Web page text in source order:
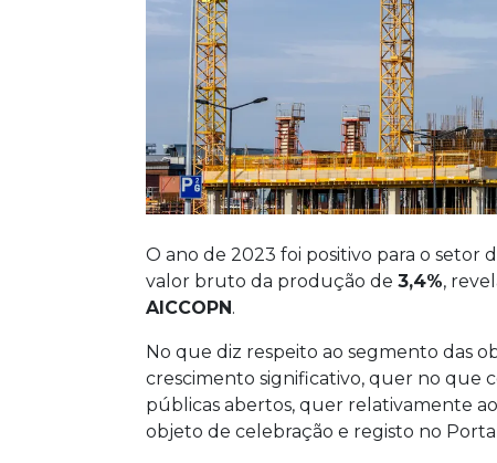
O ano de 2023 foi positivo para o setor
valor bruto da produção de 3,4%,
AICCOPN.
No que diz respeito ao segmento das
crescimento significativo, quer no que
públicas abertos, quer relativamente
objeto de celebração e registo no